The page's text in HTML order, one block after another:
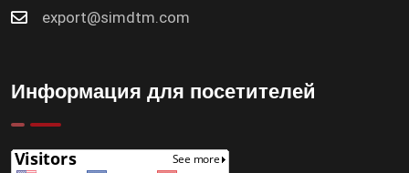
export@simdtm.com
Информация для посетителей